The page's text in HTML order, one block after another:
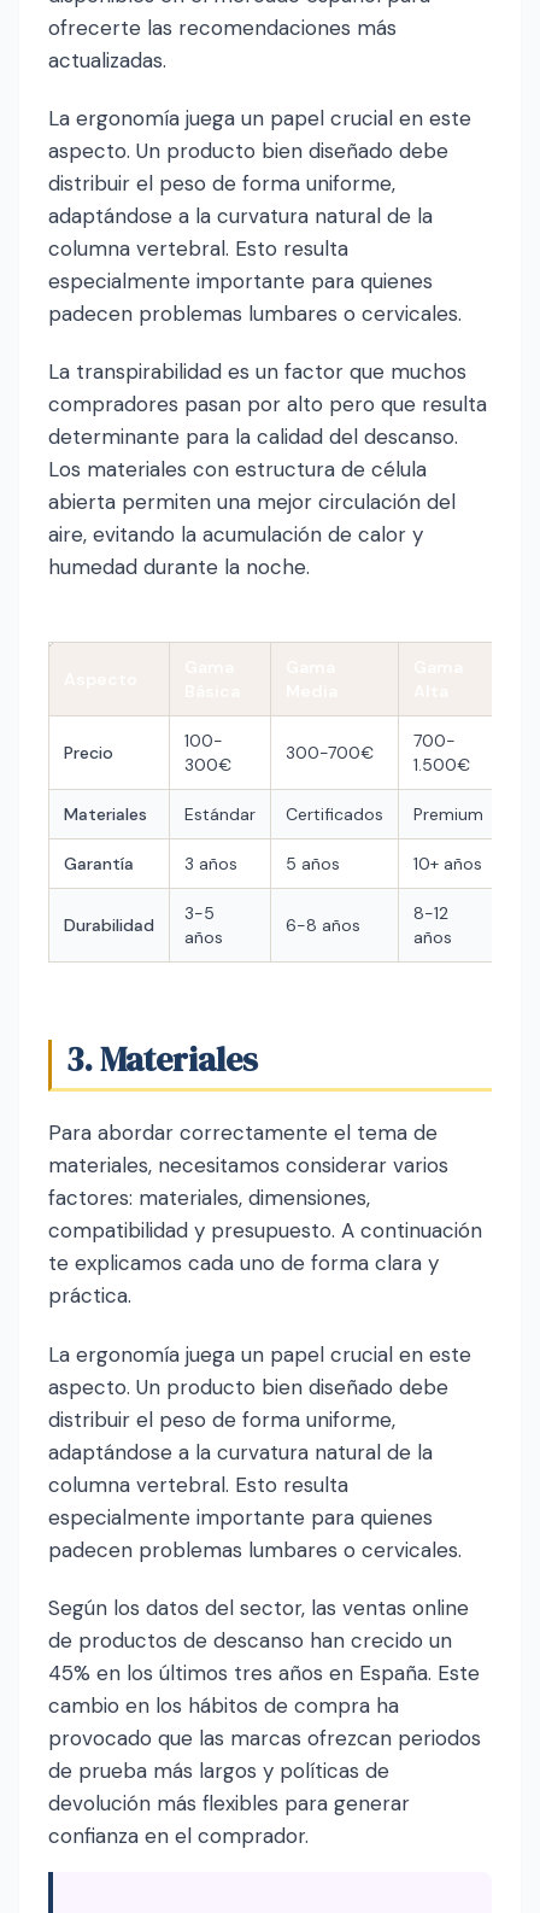
ofrecerte las recomendaciones más
actualizadas.
La ergonomía juega un papel crucial en este
aspecto. Un producto bien diseñado debe
distribuir el peso de forma uniforme,
adaptándose a la curvatura natural de la
columna vertebral. Esto resulta
especialmente importante para quienes
padecen problemas lumbares o cervicales.
La transpirabilidad es un factor que muchos
compradores pasan por alto pero que resulta
determinante para la calidad del descanso.
Los materiales con estructura de célula
abierta permiten una mejor circulación del
aire, evitando la acumulación de calor y
humedad durante la noche.
Precio
100-
300€
300-700€
700-
1.500€
Materiales Estándar Certificados Premium
Garantía 3 años 5 años 10+ años
Durabilidad
3-5
años
6-8 años
8-12
años
3. Materiales
Para abordar correctamente el tema de
materiales, necesitamos considerar varios
factores: materiales, dimensiones,
compatibilidad y presupuesto. A continuación
te explicamos cada uno de forma clara y
práctica.
La ergonomía juega un papel crucial en este
aspecto. Un producto bien diseñado debe
distribuir el peso de forma uniforme,
adaptándose a la curvatura natural de la
columna vertebral. Esto resulta
especialmente importante para quienes
padecen problemas lumbares o cervicales.
Según los datos del sector, las ventas online
de productos de descanso han crecido un
45% en los últimos tres años en España. Este
cambio en los hábitos de compra ha
provocado que las marcas ofrezcan periodos
de prueba más largos y políticas de
devolución más flexibles para generar
confianza en el comprador.